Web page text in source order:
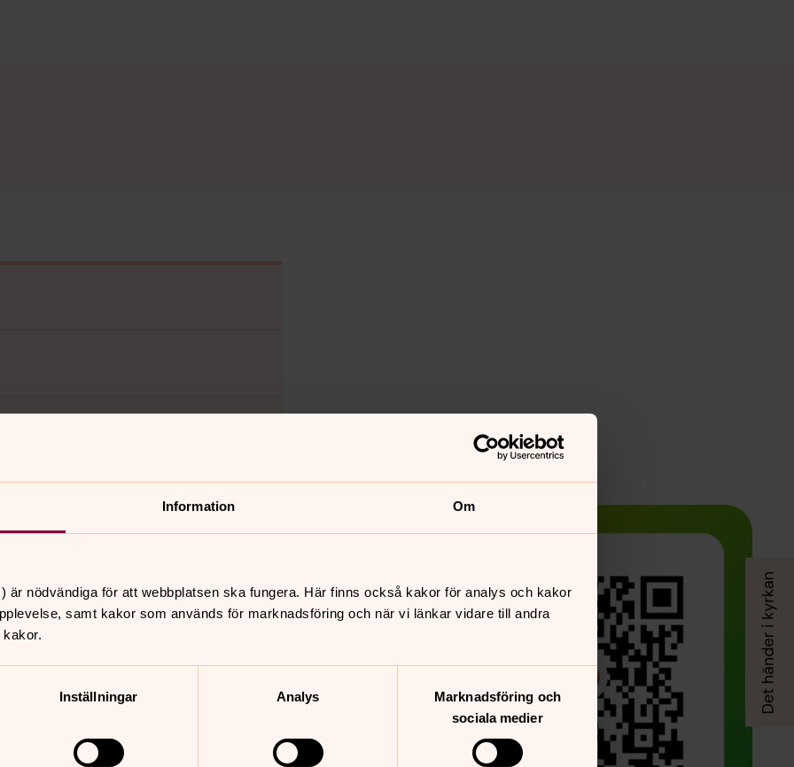
Information Om
är nödvändiga för att webbplatsen ska fungera. Här finns också kakor för analys och kakor
samt kakor som används för marknadsföring och när vi länkar vidare till andra
Inställningar Analys
Marknadsföring och
sociala medier
skola.
med församlingarna vet vi att
får mat på bordet, kan gå i skola
tryggas försörjningen också
ge valfritt belopp.